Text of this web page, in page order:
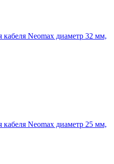
кабеля Neomax диаметр 32 мм,
кабеля Neomax диаметр 25 мм,